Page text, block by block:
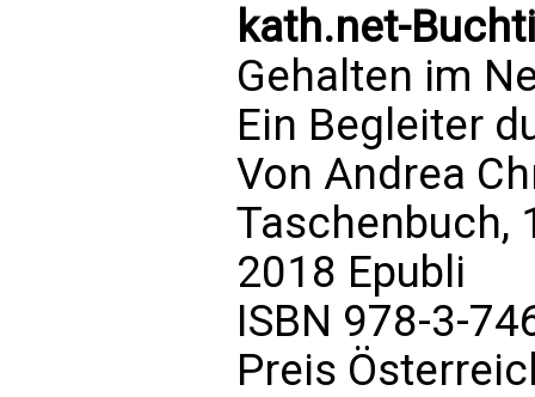
kath.net-
Gehalten im
Ein Begleiter
Von Andrea
Taschenbuch,
2018 Epubli
ISBN 978-3-
Preis